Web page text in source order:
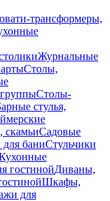
трансформеры,
Журнальные
Столы,
Столы-
стулья,
скамьиСадовые
для баниСтульчики
гостинойДиваны,
Шкафы,
для